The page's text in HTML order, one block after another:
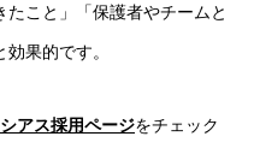
COMPANY
RECRUIT
たこと」「保護者やチームと
果的です。
アス採用ページをチェック